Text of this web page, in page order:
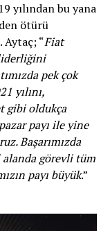
yılından bu yana
ötürü
Aytaç; “Fiat
pek çok
yılını,
gibi oldukça
payı ile yine
Başarımızda
görevli tüm
payı büyük.”